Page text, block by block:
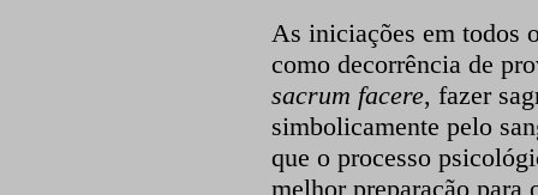
As iniciações em todos
como decorrência de
sacrum facere, fazer
simbolicamente pelo
que o processo
melhor preparação para